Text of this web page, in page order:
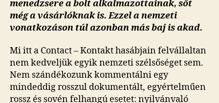
menedzsere a bolt alkalmazottainak, sőt
még a vásárlóknak is. Ezzel a nemzeti
vonatkozáson túl azonban más baj is akad.
Mi itt a Contact – Kontakt hasábjain felvállaltan
nem kedveljük egyik nemzeti szélsőséget sem.
Nem szándékozunk kommentálni egy
mindeddig rosszul dokumentált, egyértelműen
rossz és sovén felhangú esetet: nyilvánvaló